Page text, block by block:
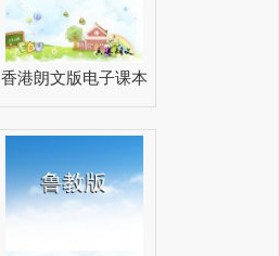
香港朗文版电子课本